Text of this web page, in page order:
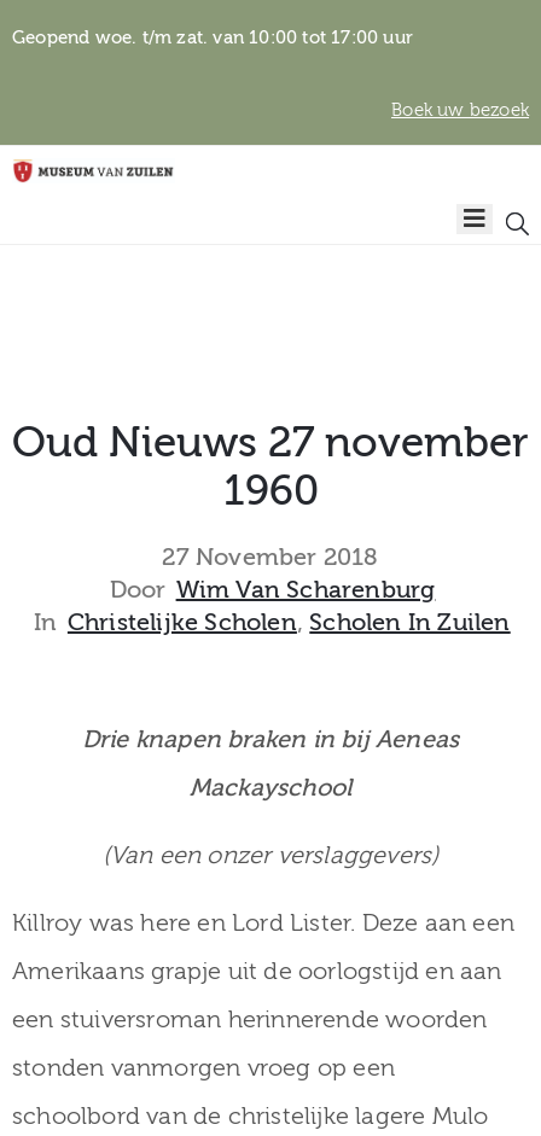
Geopend woe. t/m zat. van 10:00 tot 17:00 uur
Boek uw bezoek
Home
Collectie
Oud Nieuws 27 november
1960
27 November 2018
Door Wim Van Scharenburg
In Christelijke Scholen‚ Scholen In Zuilen
Drie knapen braken in bij Aeneas
Mackayschool
(Van een onzer verslaggevers)
Killroy was here en Lord Lister. Deze aan een
Amerikaans grapje uit de oorlogstijd en aan
een stuiversroman herinnerende woorden
stonden vanmorgen vroeg op een
schoolbord van de christelijke lagere Mulo
Algemene